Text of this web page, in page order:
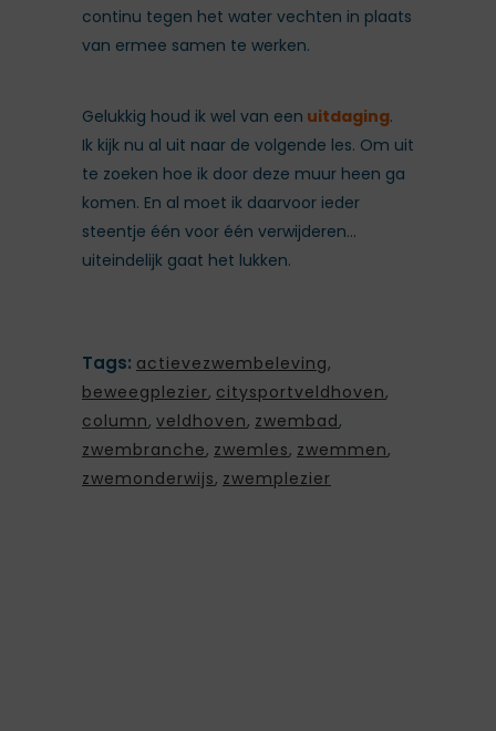
continu tegen het water vechten in plaats
van ermee samen te werken.
Gelukkig houd ik wel van een uitdaging.
Ik kijk nu al uit naar de volgende les. Om uit
te zoeken hoe ik door deze muur heen ga
komen. En al moet ik daarvoor ieder
steentje één voor één verwijderen…
uiteindelijk gaat het lukken.
Tags: actievezwembeleving,
beweegplezier, citysportveldhoven,
column, veldhoven, zwembad,
zwembranche, zwemles, zwemmen,
zwemonderwijs, zwemplezier